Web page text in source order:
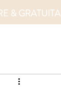
& GRATUITA